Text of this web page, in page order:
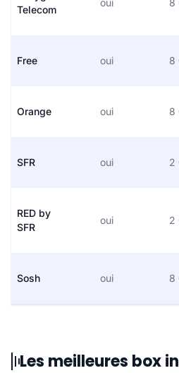
Telecom
oui 8
Free oui 8
Orange oui 8
SFR oui 2
RED by
SFR
oui 2
Sosh oui 8
Les meilleures box